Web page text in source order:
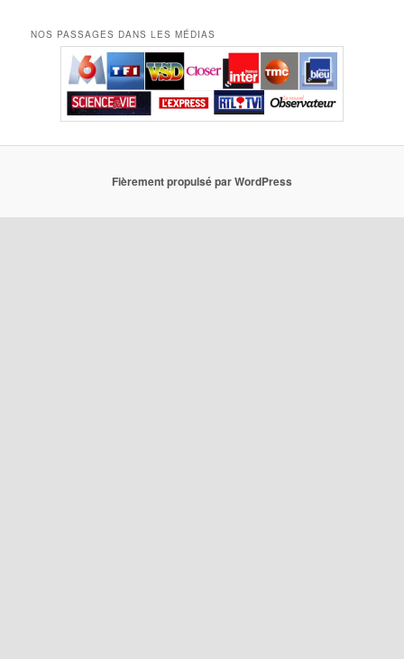
NOS PASSAGES DANS LES MÉDIAS
Fièrement propulsé par WordPress